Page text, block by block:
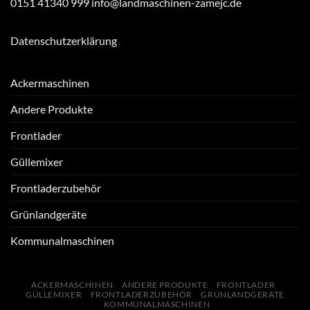
Datenschutzerklärung
Ackermaschinen
Andere Produkte
Frontlader
Güllemixer
Frontladerzubehör
Grünlandgeräte
Kommunalmaschinen
ACKERMASCHINEN ANDERE PRODUKTE
FRONTLADER
GÜLLEMIXER
FRONTLADERZUBEHÖR
GRÜNLANDGERÄTE
KOMMUNALMASCHINEN